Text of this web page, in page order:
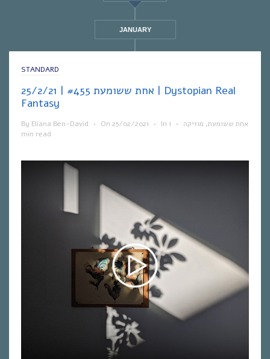
JANUARY
STANDARD
אחת ששומעת #455 | 25/2/21 | Dystopian Real
Fantasy
By Eliana Ben-David • On 25/02/2021 • In אחת ששומעת, מוזיקה •
1
min read